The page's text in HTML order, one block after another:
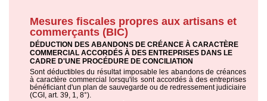
Mesures fiscales propres aux artisans et
commerçants (BIC)
DÉDUCTION DES ABANDONS DE CRÉANCE À CARACTÈRE
COMMERCIAL ACCORDÉS À DES ENTREPRISES DANS LE
CADRE D'UNE PROCÉDURE DE CONCILIATION
Sont déductibles du résultat imposable les abandons de créances
à caractère commercial lorsqu'ils sont accordés à des entreprises
bénéficiant d'un plan de sauvegarde ou de redressement judiciaire
(CGI, art. 39, 1, 8°).